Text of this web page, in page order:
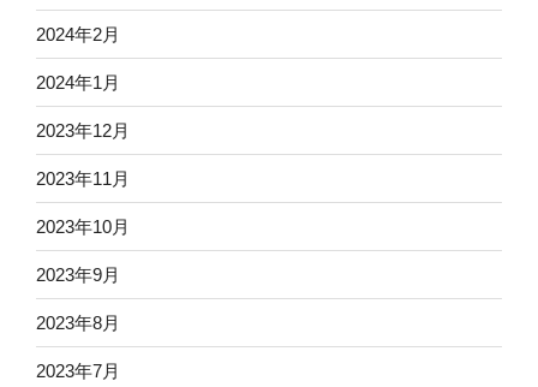
2024年2月
2024年1月
2023年12月
2023年11月
2023年10月
2023年9月
2023年8月
2023年7月